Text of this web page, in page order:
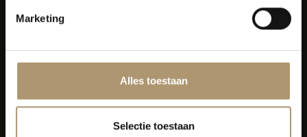
Marketing
Alles toestaan
Selectie toestaan
0172 - 82 00 65
Klantenservice
Bezorging